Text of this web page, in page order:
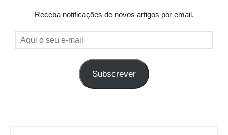
Receba notificações de novos artigos por email.
Aqui
o
Subscrever